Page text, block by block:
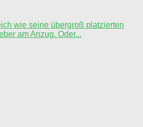
wie seine übergroß platzierten
am Anzug. Oder...